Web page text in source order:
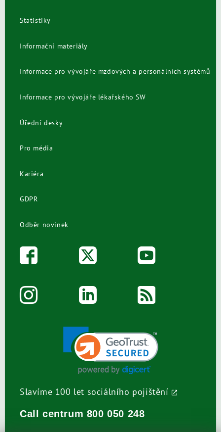
Statistiky
Informační materiály
Informace pro vývojáře mzdových a personálních systémů
Informace pro vývojáře lékařského SW
Úřední desky
Pro média
Kariéra
GDPR
Odběr novinek
Slavíme 100 let sociálního pojištění
Call centrum 800 050 248